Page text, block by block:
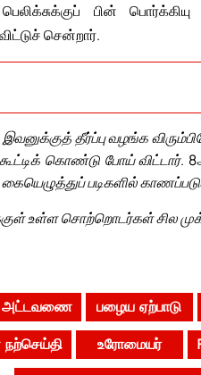
பின் பொர்க்கியு
சென்றார்.
இவனுக்குத் தீர்ப்பு வழங்க
கொண்டு போய் விட்டார்.
படிகளில்
உள்ள சொற்றொடர்கள் சில
அட்டவணை பழைய ஏற்பாடு
உரோமையர்